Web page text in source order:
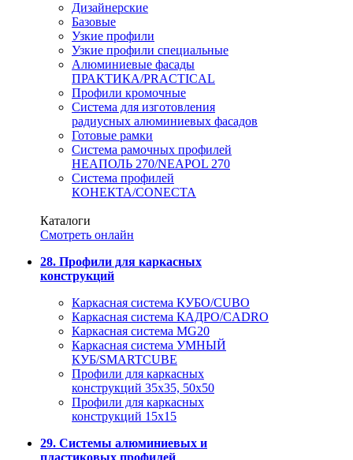
Дизайнерские
Базовые
Узкие профили
Узкие профили специальные
Алюминиевые фасады
ПРАКТИКА/PRACTICAL
Профили кромочные
Система для изготовления
радиусных алюминиевых фасадов
Готовые рамки
Система рамочных профилей
НЕАПОЛЬ 270/NEAPOL 270
Система профилей
КОНЕКТА/CONECTA
Каталоги
Смотреть онлайн
28. Профили для каркасных
конструкций
Каркасная система КУБО/CUBO
Каркасная система КАДРО/CADRO
Каркасная система MG20
Каркасная система УМНЫЙ
КУБ/SMARTCUBE
Профили для каркасных
конструкций 35x35, 50x50
Профили для каркасных
конструкций 15х15
29. Системы алюминиевых и
пластиковых профилей